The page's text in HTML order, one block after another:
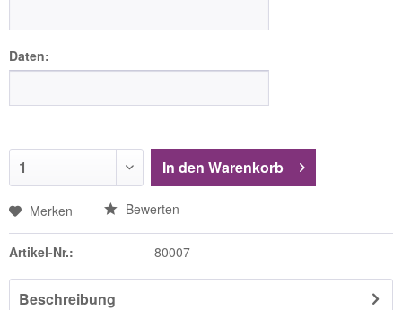
Daten:
In den Warenkorb
Merken Bewerten
Artikel-Nr.: 80007
Beschreibung